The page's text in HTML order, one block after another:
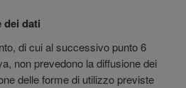
dei dati
di cui al successivo punto 6
non prevedono la diffusione dei
delle forme di utilizzo previste